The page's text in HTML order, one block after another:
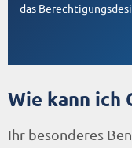
das
Wie kann ich
Ihr besonderes